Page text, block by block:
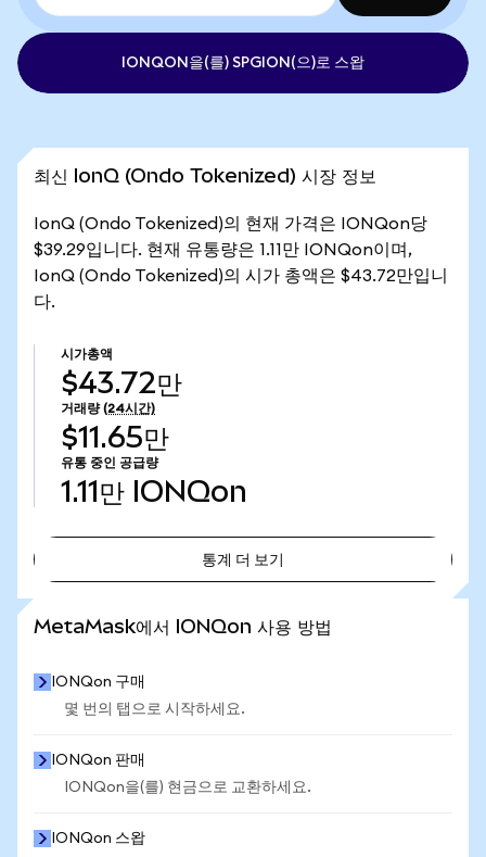
IONQON을(를) SPGION(으)로 스왑
최신 IonQ (Ondo Tokenized) 시장 정보
IonQ (Ondo Tokenized)의 현재 가격은 IONQon당
$39.29입니다. 현재 유통량은 1.11만 IONQon이며,
IonQ (Ondo Tokenized)의 시가 총액은 $43.72만입니
다.
시가총액
$43.72만
거래량 (24시간)
$11.65만
유통 중인 공급량
1.11만 IONQon
통계 더 보기
MetaMask에서 IONQon 사용 방법
IONQon 구매
몇 번의 탭으로 시작하세요.
IONQon 판매
IONQon을(를) 현금으로 교환하세요.
IONQon 스왑